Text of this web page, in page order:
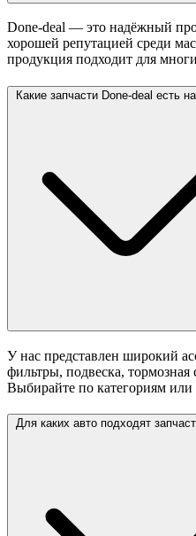
Done-deal — это надёжный
хорошей репутацией среди
продукция подходит для
Какие запчасти Done-deal есть
У нас представлен широкий
фильтры, подвеска, тормозная
Выбирайте по категориям или
Для каких авто подходят